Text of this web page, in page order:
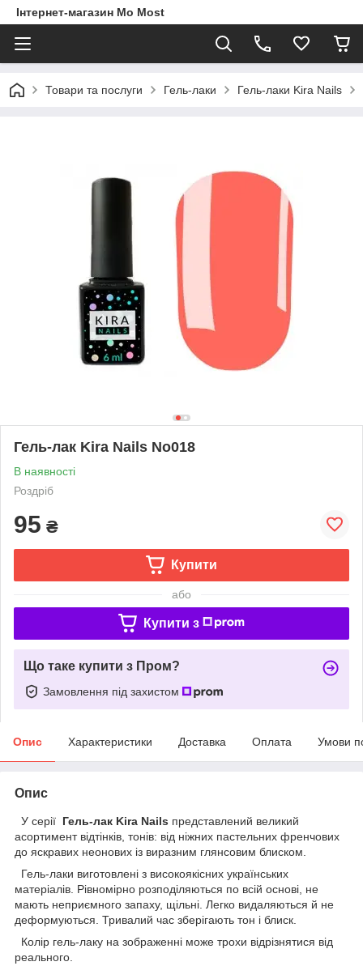
Інтернет-магазин Mo Most
Товари та послуги Гель-лаки Гель-лаки Kira Nails
Гель-лак Kira Nails No018
В наявності
Роздріб
95 ₴
Купити
або
Купити з
Що таке купити з Пром?
Замовлення під захистом
Опис Характеристики Доставка Оплата Умови
Опис
У серії Гель-лак Kira Nails представлений великий
асортимент відтінків, тонів: від ніжних пастельних френчових
до яскравих неонових із виразним глянсовим блиском.
Гель-лаки виготовлені з високоякісних українських
матеріалів. Рівномірно розподіляються по всій основі, не
мають неприємного запаху, щільні. Легко видаляються й не
деформуються. Тривалий час зберігають тон і блиск.
Колір гель-лаку на зображенні може трохи відрізнятися від
реального.